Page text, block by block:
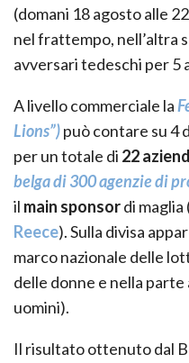
(domani 18 agosto alle
nel frattempo, nell’altra
avversari tedeschi per 5
A livello commerciale la
Lions”)può contare su 4
per un totale di 22
belga di 300 agenzie di
il main sponsordi
Reece). Sulla divisa
marco nazionale delle
delle donne e nella parte
uomini).
Il risultato ottenuto dal